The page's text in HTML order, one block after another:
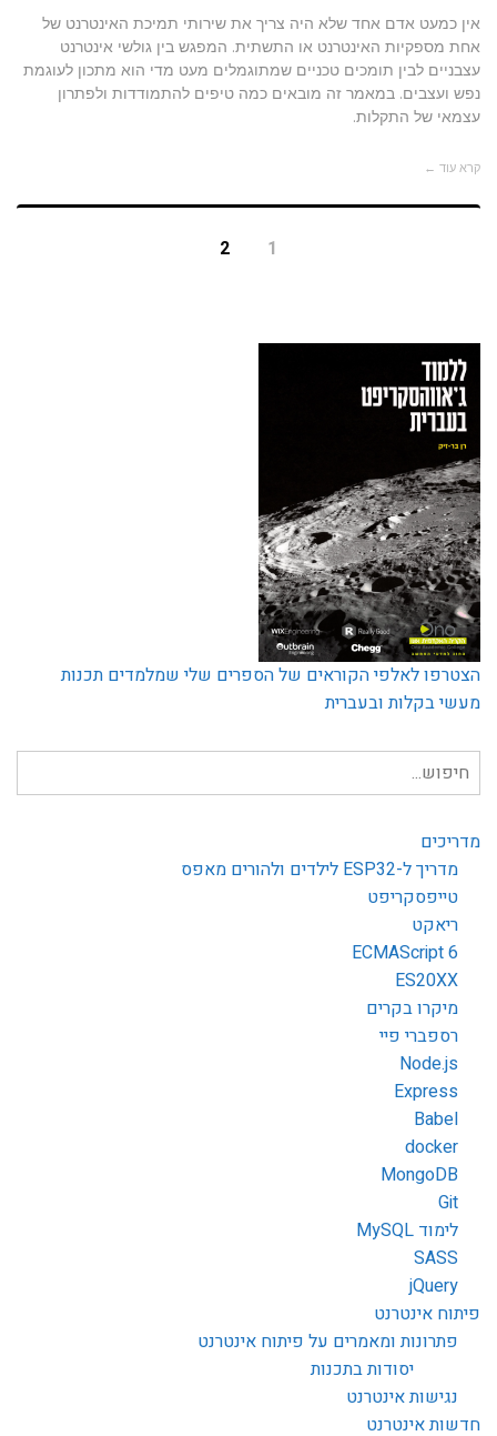
אין כמעט אדם אחד שלא היה צריך את שירותי תמיכת האינטרנט של
אחת מספקיות האינטרנט או התשתית. המפגש בין גולשי אינטרנט
עצבניים לבין תומכים טכניים שמתוגמלים מעט מדי הוא מתכון לעוגמת
נפש ועצבים. במאמר זה מובאים כמה טיפים להתמודדות ולפתרון
עצמאי של התקלות.
קרא עוד ←
1
2
הצטרפו לאלפי הקוראים של הספרים שלי שמלמדים תכנות
מעשי בקלות ובעברית
חיפוש
עבור:
מדריכים
מדריך ל-ESP32 לילדים ולהורים מאפס
טייפסקריפט
ריאקט
ECMAScript 6
ES20XX
מיקרו בקרים
רספברי פיי
Node.js
Express
Babel
docker
MongoDB
Git
לימוד MySQL
SASS
jQuery
פיתוח אינטרנט
פתרונות ומאמרים על פיתוח אינטרנט
יסודות בתכנות
נגישות אינטרנט
חדשות אינטרנט